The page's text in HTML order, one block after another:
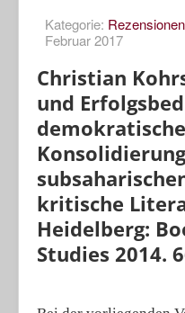
Porträts
Geographische
Kategorie: Rezensionen
Februar 2017
Christian
und
kritische
Heidelberg:
Studies 2014.